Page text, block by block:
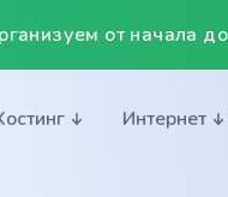
от начала
Интернет